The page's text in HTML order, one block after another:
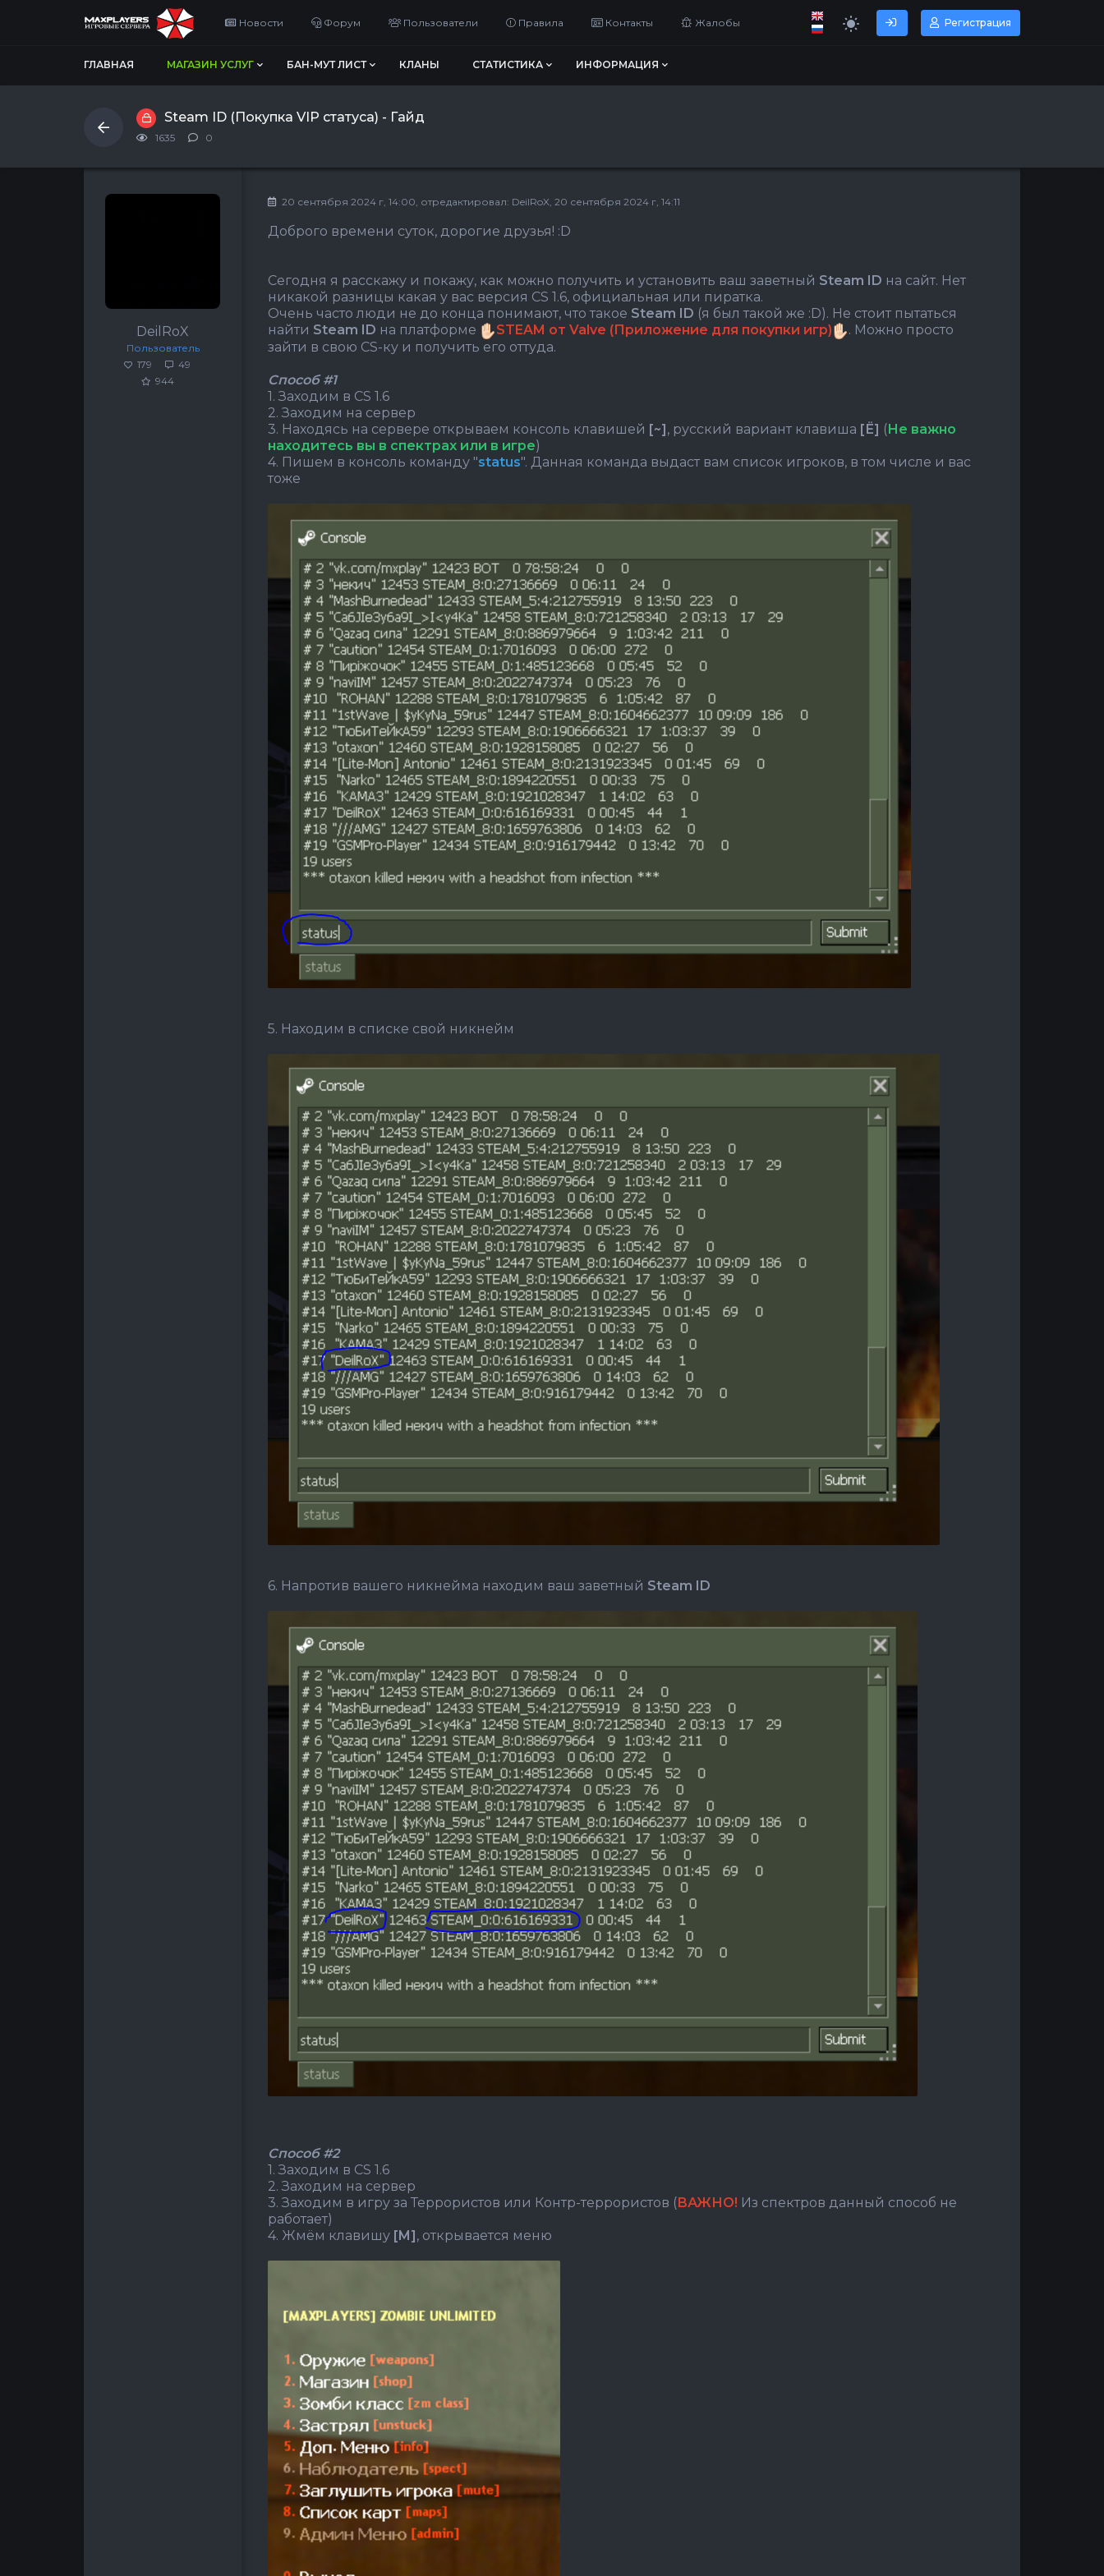
Новости Форум Пользователи Правила Контакты Жалобы Регистрация
ГЛАВНАЯ МАГАЗИН УСЛУГ БАН-МУТ ЛИСТ КЛАНЫ СТАТИСТИКА ИНФОРМАЦИЯ
Steam ID (Покупка VIP статуса) - Гайд
1635 0
DeilRoX
Пользователь
179
49
944
20 сентября 2024 г, 14:00, отредактировал: DeilRoX, 20 сентября 2024 г, 14:11
Доброго времени суток, дорогие друзья! :D
Сегодня я расскажу и покажу, как можно получить и установить ваш заветный Steam ID на сайт. Нет
никакой разницы какая у вас версия CS 1.6, официальная или пиратка.
Очень часто люди не до конца понимают, что такое Steam ID (я был такой же :D). Не стоит пытаться
найти Steam ID на платформе STEAM от Valve (Приложение для покупки игр)
. Можно просто
зайти в свою CS-ку и получить его оттуда.
Способ #1
1. Заходим в CS 1.6
2. Заходим на сервер
3. Находясь на сервере открываем консоль клавишей [~], русский вариант клавиша [Ё] (Не важно
находитесь вы в спектрах или в игре)
4. Пишем в консоль команду "status". Данная команда выдаст вам список игроков, в том числе и вас
тоже
5. Находим в списке свой никнейм
6. Напротив вашего никнейма находим ваш заветный Steam ID
Способ #2
1. Заходим в CS 1.6
2. Заходим на сервер
3. Заходим в игру за Террористов или Контр-террористов (ВАЖНО! Из спектров данный способ не
работает)
4. Жмём клавишу [M], открывается меню